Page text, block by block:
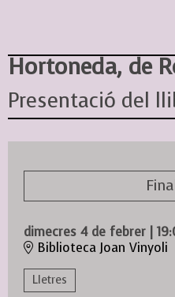
Hortoneda, de
Presentació del
dimecres 4 de febrer |
Biblioteca Joan Vinyoli
Lletres